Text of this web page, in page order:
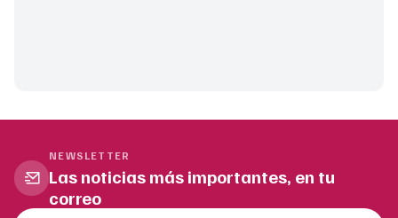
NEWSLETTER
Las noticias más importantes, en tu
correo